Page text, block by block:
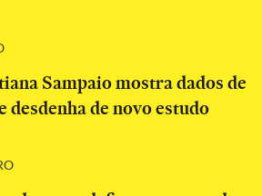
Sampaio mostra dados de
desdenha de novo estudo